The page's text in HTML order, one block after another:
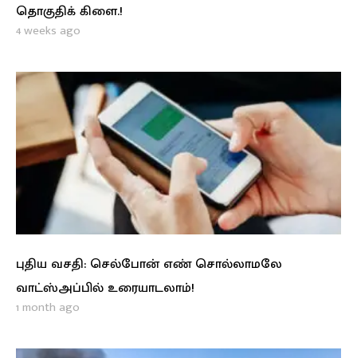
தொகுதிக் கிளை.!
4 weeks ago
புதிய வசதி: செல்போன் எண் சொல்லாமலே
வாட்ஸ்அப்பில் உரையாடலாம்!
1 month ago